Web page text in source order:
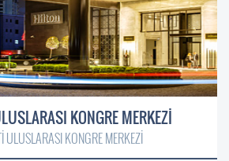
KONGRE MERKEZİ
ULUSLARASI KONGRE MERKEZİ